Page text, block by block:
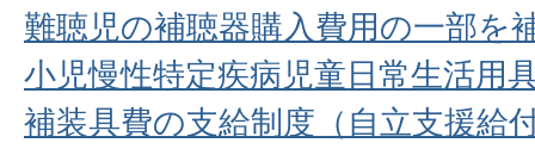
難聴児の補聴器購入費用の一部を
小児慢性特定疾病児童日常生活用
補装具費の支給制度（自立支援給